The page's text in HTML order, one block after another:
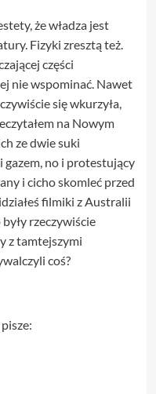
że władza jest
Fizyki zresztą też.
części
nie wspominać. Nawet
się wkurzyła,
na Nowym
ze dwie suki
gazem, no i protestujący
i cicho skomleć przed
filmiki z Australii
rzeczywiście
z tamtejszymi
coś?
pisze: